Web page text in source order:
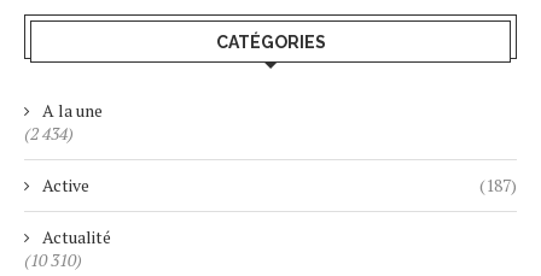
CATÉGORIES
A la une
(2 434)
Active (187)
Actualité
(10 310)